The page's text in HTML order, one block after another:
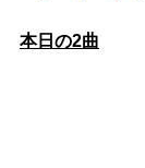
本日の2曲